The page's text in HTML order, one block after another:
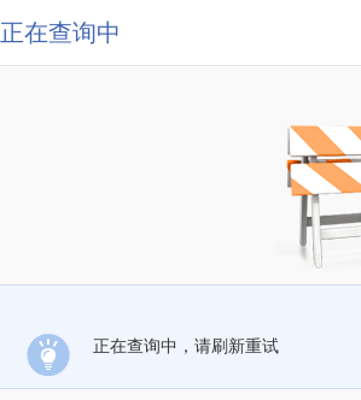
正在查询中
正在查询中，请刷新重试